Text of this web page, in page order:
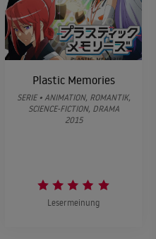
Plastic Memories
SERIE • ANIMATION, ROMANTIK,
SCIENCE-FICTION, DRAMA
2015
Lesermeinung